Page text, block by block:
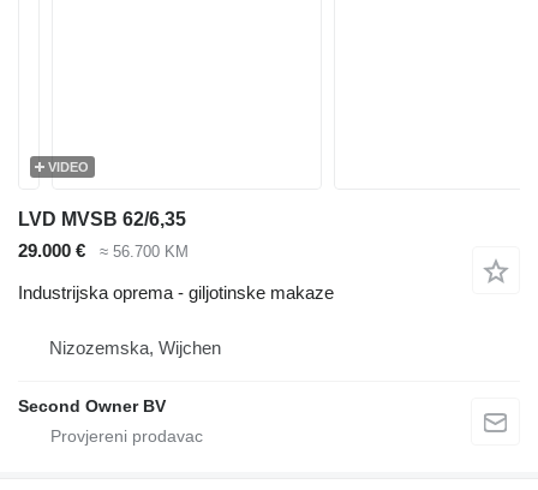
VIDEO
LVD MVSB 62/6,35
29.000 €
≈ 56.700 KM
Industrijska oprema - giljotinske makaze
Nizozemska, Wijchen
Second Owner BV